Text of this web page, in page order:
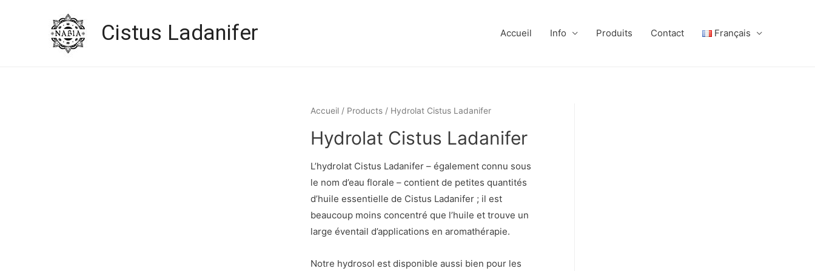
Cistus Ladanifer Accueil Info Produits Contact Français
Accueil / Products / Hydrolat Cistus Ladanifer
Hydrolat Cistus Ladanifer
L’hydrolat Cistus Ladanifer – également connu sous
le nom d’eau florale – contient de petites quantités
d’huile essentielle de Cistus Ladanifer ; il est
beaucoup moins concentré que l’huile et trouve un
large éventail d’applications en aromathérapie.
Notre hydrosol est disponible aussi bien pour les